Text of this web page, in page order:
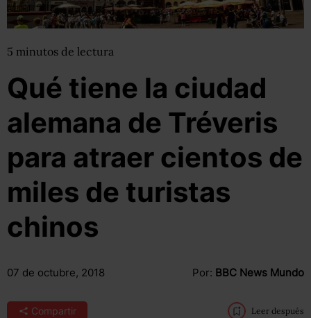
5 minutos de lectura
Qué tiene la ciudad
alemana de Tréveris
para atraer cientos de
miles de turistas
chinos
07 de octubre, 2018 Por: BBC News Mundo
Compartir Leer después